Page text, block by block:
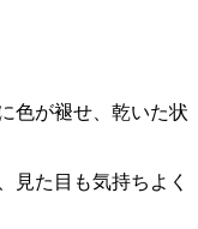
色が褪せ、乾いた状
見た目も気持ちよく